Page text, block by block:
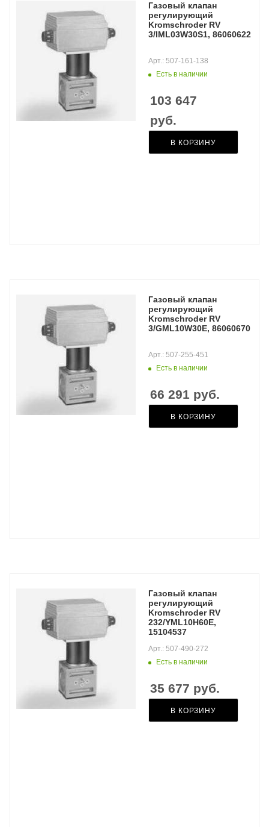
Газовый клапан
регулирующий
Kromschroder RV
3/IML03W30S1, 86060622
Есть в наличии
Арт.: 507-161-138
103 647
руб.
В КОРЗИНУ
Газовый клапан
регулирующий
Kromschroder RV
3/GML10W30E, 86060670
Есть в наличии
Арт.: 507-255-451
66 291 руб.
В КОРЗИНУ
Газовый клапан
регулирующий
Kromschroder RV
232/YML10H60E,
15104537
Есть в наличии
Арт.: 507-490-272
35 677 руб.
В КОРЗИНУ